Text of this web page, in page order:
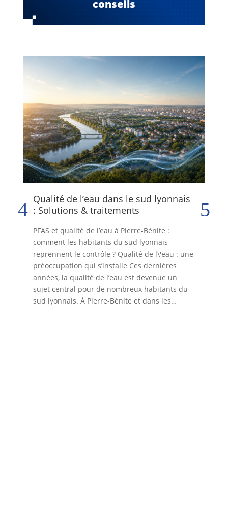
conseils
Qualité de l’eau dans le sud lyonnais
: Solutions & traitements
PFAS et qualité de l’eau à Pierre-Bénite :
comment les habitants du sud lyonnais
reprennent le contrôle ? Qualité de l\'eau : une
préoccupation qui s’installe Ces dernières
années, la qualité de l’eau est devenue un
sujet central pour de nombreux habitants du
sud lyonnais. À Pierre-Bénite et dans les…